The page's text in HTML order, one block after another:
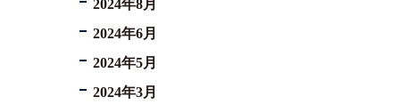
2024年8月
2024年6月
2024年5月
2024年3月